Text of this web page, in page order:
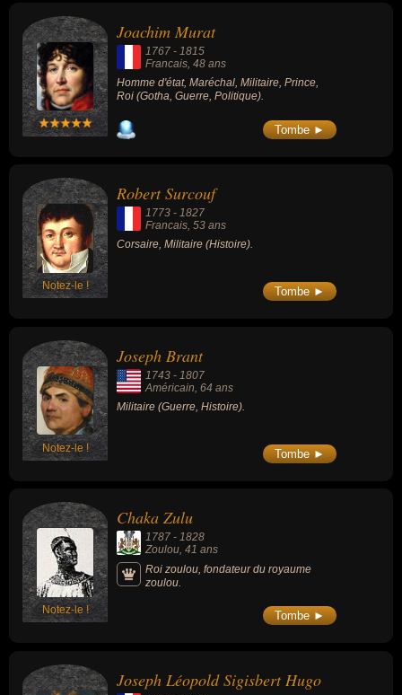
Joachim Murat
1767 - 1815
Francais , 48 ans
Homme d'état, Maréchal, Militaire, Prince,
Roi (Gotha, Guerre, Politique).
Tombe ►
Notez-le !
Robert Surcouf
1773 - 1827
Francais, 53 ans
Corsaire, Militaire (Histoire).
Tombe ►
Notez-le !
Joseph Brant
1743 - 1807
Américain , 64 ans
Militaire (Guerre, Histoire).
Tombe ►
Notez-le !
Chaka Zulu
1787 - 1828
Zoulou, 41 ans
Roi zoulou, fondateur du royaume
zoulou.
Tombe ►
Joseph Léopold Sigisbert Hugo